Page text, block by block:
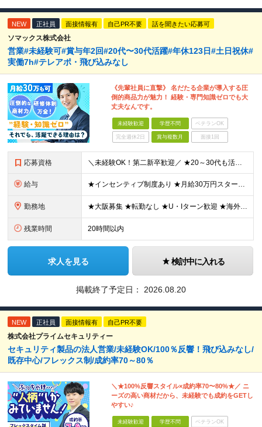
NEW 正社員 面接情報有 自己PR不要 話を聞きたい応募可
ソマックス株式会社
営業#未経験可#賞与年2回#20代〜30代活躍#年休123日#土日祝休#
実働7h#テレアポ・飛び込みなし
《先輩社員に直撃》 名だたる企業が導入する圧
倒的商品力が魅力！ 経験・専門知識ゼロでも大
丈夫なんです。
未経験歓迎 学歴不問 ベテランOK
完全週休2日 賞与複数月 面接1回
応募資格 ＼未経験OK！第二新卒歓迎／ ★20～30代も活躍中です！ ◆学歴不問 ◆普通自動車の運転免許をお持ちの方（AT可） ＼未経験スタートでも安心！／ 業界トップクラスの実績と信頼を誇ることから お客
給与 ★インセンティブ制度あり ★月給30万円スタートも可 月給23万円～30万円＋諸手当＋賞与 ※経験・スキルを考慮の上、決定します ※試用期間6ヶ月間あり（期間中の条件に差異はありません） ※残業代
勤務地 ★大阪募集 ★転勤なし ★U・Iターン歓迎 ★海外出張もあり ※本人の希望を最大限に考慮 ┗韓国やタイ、マレーシア、アメリカなどなど…様々な国に行けるチャンス！ 【本社】 大阪府大阪市東成区玉津1丁
残業時間 20時間以内
求人を見る 検討中に入れる
掲載終了予定日： 2026.08.20
NEW 正社員 面接情報有 自己PR不要
株式会社プライムセキュリティー
セキュリティ製品の法人営業/未経験OK/100％反響！飛び込みなし/
既存中心/フレックス制/成約率70～80％
＼★100%反響スタイル×成約率70〜80%★／ ニ
ーズの高い商材だから、未経験でも成約をGETし
やすい♪
未経験歓迎 学歴不問 ベテランOK